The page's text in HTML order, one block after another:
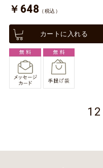
￥648 （税込）
カートに入れる
12